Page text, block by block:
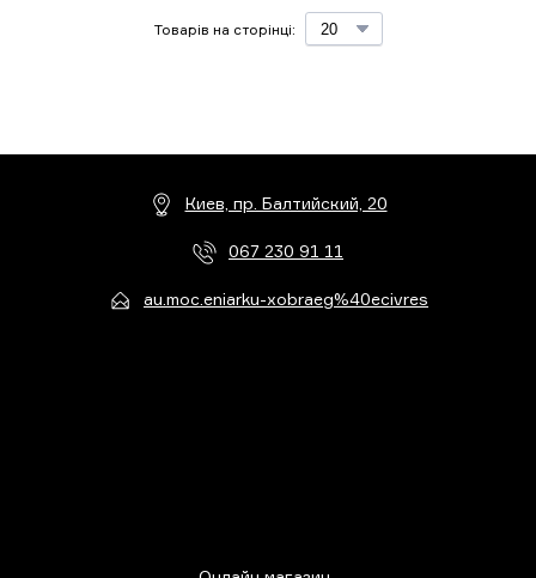
Товарів на сторінці:
Киев, пр. Балтийский, 20
067 230 91 11
au.moc.eniarku-xobraeg%40ecivres